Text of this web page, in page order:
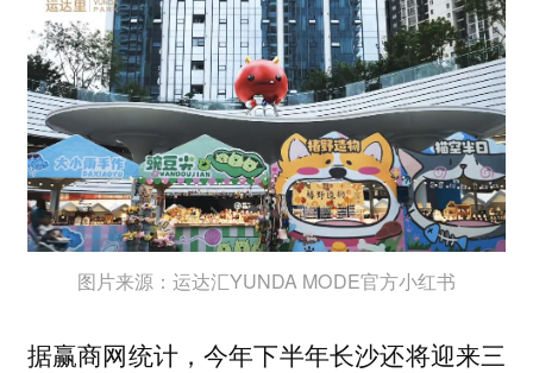
图片来源：运达汇YUNDA MODE官方小红书
据赢商网统计，今年下半年长沙还将迎来三